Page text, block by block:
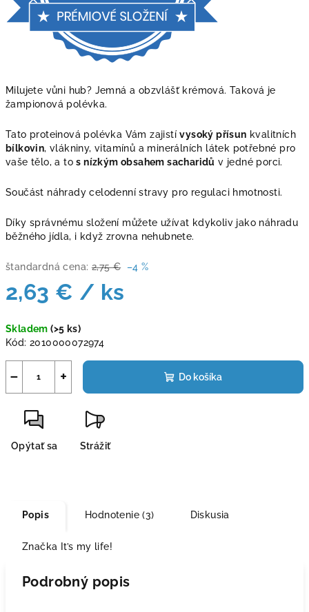
Milujete vůni hub? Jemná a obzvlášť krémová. Taková je
žampionová polévka.
Tato proteinová polévka Vám zajistívysoký přísun kvalitních
bílkovin, vlákniny, vitamínů a minerálních látek potřebné pro
vaše tělo, a tos nízkým obsahem sacharidů v jedné porci.
Součást náhrady celodenní stravy pro regulaci hmotnosti.
Díky správnému složení můžete užívat kdykoliv jako náhradu
běžného jídla, i když zrovna nehubnete.
štandardná cena: 2,75 € –4 %
2,63 € / ks
cena:
Skladem(>5 ks)
Kód: 2010000072974
+
− Do košíka
Opýtať sa Strážiť
Popis Hodnotenie (3) Diskusia
Značka It’s my life!
Podrobný popis